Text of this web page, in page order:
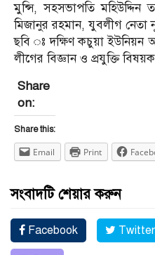
মুন্সি, সহসভাপতি
মিজানুর রহমান, যুবলীগ নেতা
ছবি ঃ দক্ষিণ কচুয়া ইউনিয়ন
লীগের বিজ্ঞান ও প্রযুক্তি
Share
on:
Share this:
Email Print
সংবাদটি শেয়ার করুন
Facebook Twitter